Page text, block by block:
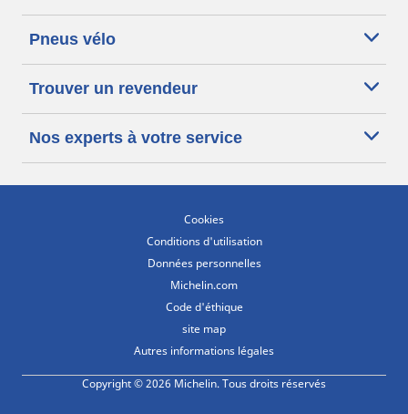
Pneus vélo
Trouver un revendeur
Nos experts à votre service
Cookies
Conditions d'utilisation
Données personnelles
Michelin.com
Code d'éthique
site map
Autres informations légales
Copyright © 2026 Michelin. Tous droits réservés